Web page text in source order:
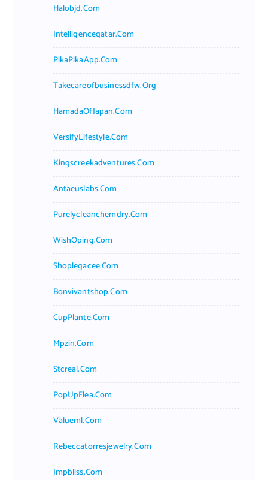
Halobjd.com
Intelligenceqatar.com
PikaPikaApp.com
Takecareofbusinessdfw.org
HamadaOfJapan.com
VersifyLifestyle.com
Kingscreekadventures.com
Antaeuslabs.com
Purelycleanchemdry.com
WishOping.com
Shoplegacee.com
Bonvivantshop.com
CupPlante.com
Mpzin.com
Stcreal.com
PopUpFlea.com
Valueml.com
Rebeccatorresjewelry.com
Jmpbliss.com